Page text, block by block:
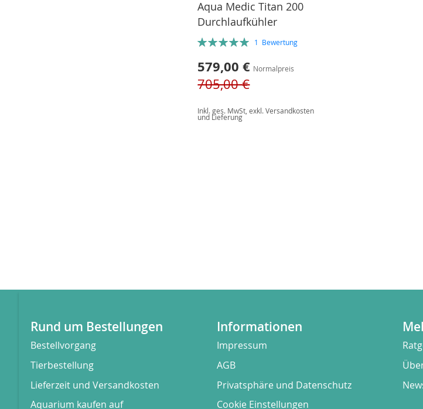
Aqua Medic Titan 200
Durchlaufkühler
Bewertung:1 Bewertung
Sonderangebot
579,00 € Normalpreis
705,00 €
Inkl. ges. MwSt ,exkl.Versandkosten
und Lieferung
Rund um Bestellungen
Bestellvorgang
Tierbestellung
Lieferzeit und Versandkosten
Aquarium kaufen auf
Informationen
Impressum
AGB
Privatsphäre und Datenschutz
Cookie Einstellungen